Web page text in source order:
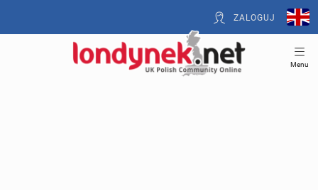
ZALOGUJ
Menu